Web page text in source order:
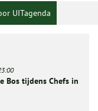
UITagenda
Bos tijdens Chefs in